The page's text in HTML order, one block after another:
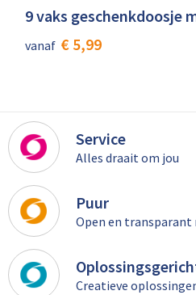
9 vaks geschenkdoosje
vanaf € 5,99
Service
Alles draait om jou
Puur
Open en transparant
Creatieve